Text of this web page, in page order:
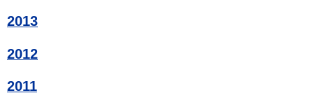
2013
2012
2011